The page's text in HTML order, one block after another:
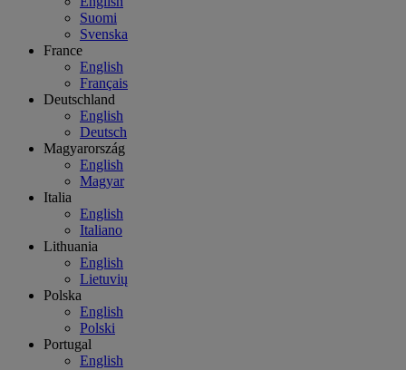
Suomi
Svenska
France
English
Français
Deutschland
English
Deutsch
Magyarország
English
Magyar
Italia
English
Italiano
Lithuania
English
Lietuvių
Polska
English
Polski
Portugal
English